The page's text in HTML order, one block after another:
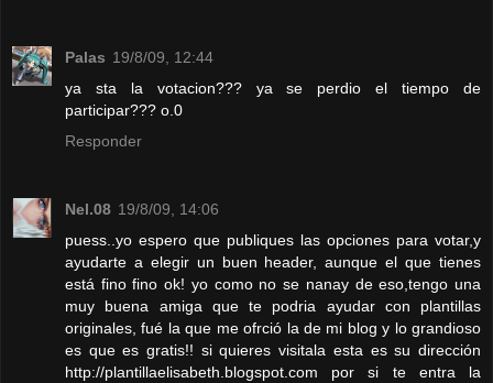
Palas 19/8/09, 12:44
ya sta la votacion??? ya se perdio el tiempo de
participar??? o.0
Responder
Nel.08 19/8/09, 14:06
puess..yo espero que publiques las opciones para votar,y
ayudarte a elegir un buen header, aunque el que tienes
está fino fino ok! yo como no se nanay de eso,tengo una
muy buena amiga que te podria ayudar con plantillas
originales, fué la que me ofrció la de mi blog y lo grandioso
es que es gratis!! si quieres visitala esta es su dirección
http://plantillaelisabeth.blogspot.com por si te entra la